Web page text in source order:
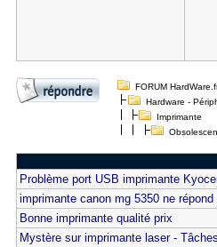
FORUM
Hardware -
Imprimante
Problème port USB imprimante
imprimante canon mg 5350 ne répond
Bonne imprimante qualité prix
Mystère sur imprimante laser -